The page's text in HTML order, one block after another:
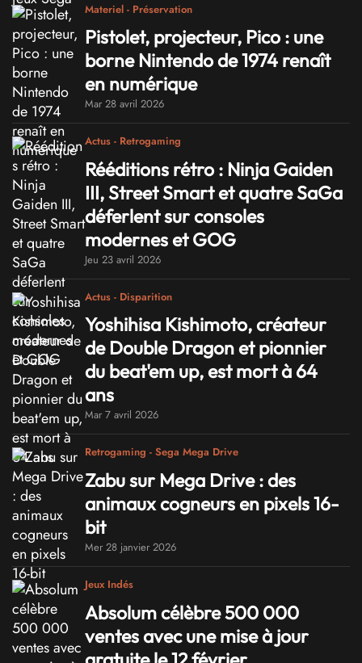
Materiel - Préservation
Pistolet, projecteur, Pico : une
borne Nintendo de 1974 renaît
en numérique
Mar 28 avril 2026
Actus - Retrogaming
Rééditions rétro : Ninja Gaiden
III, Street Smart et quatre SaGa
déferlent sur consoles
modernes et GOG
Jeu 23 avril 2026
Actus - Disparition
Yoshihisa Kishimoto, créateur
de Double Dragon et pionnier
du beat'em up, est mort à 64
ans
Mar 7 avril 2026
Retrogaming - Sega Mega Drive
Zabu sur Mega Drive : des
animaux cogneurs en pixels 16-
bit
Mer 28 janvier 2026
Jeux Indés
Absolum célèbre 500 000
ventes avec une mise à jour